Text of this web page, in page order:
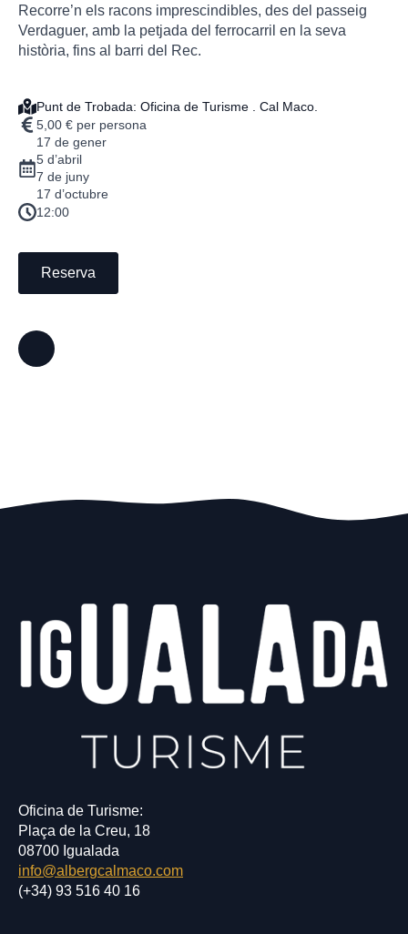
Recorre’n els racons imprescindibles, des del passeig
Verdaguer, amb la petjada del ferrocarril en la seva
història, fins al barri del Rec.
Punt de Trobada: Oficina de Turisme . Cal Maco.
5,00 € per persona
17 de gener
5 d’abril
7 de juny
17 d’octubre
12:00
Reserva
Oficina de Turisme:
Plaça de la Creu, 18
08700 Igualada
info@albergcalmaco.com
(+34) 93 516 40 16